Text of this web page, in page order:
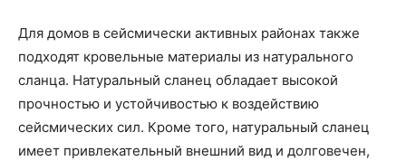
Для домов в сейсмически активных районах также
подходят кровельные материалы из натурального
сланца. Натуральный сланец обладает высокой
прочностью и устойчивостью к воздействию
сейсмических сил. Кроме того, натуральный сланец
имеет привлекательный внешний вид и долговечен,